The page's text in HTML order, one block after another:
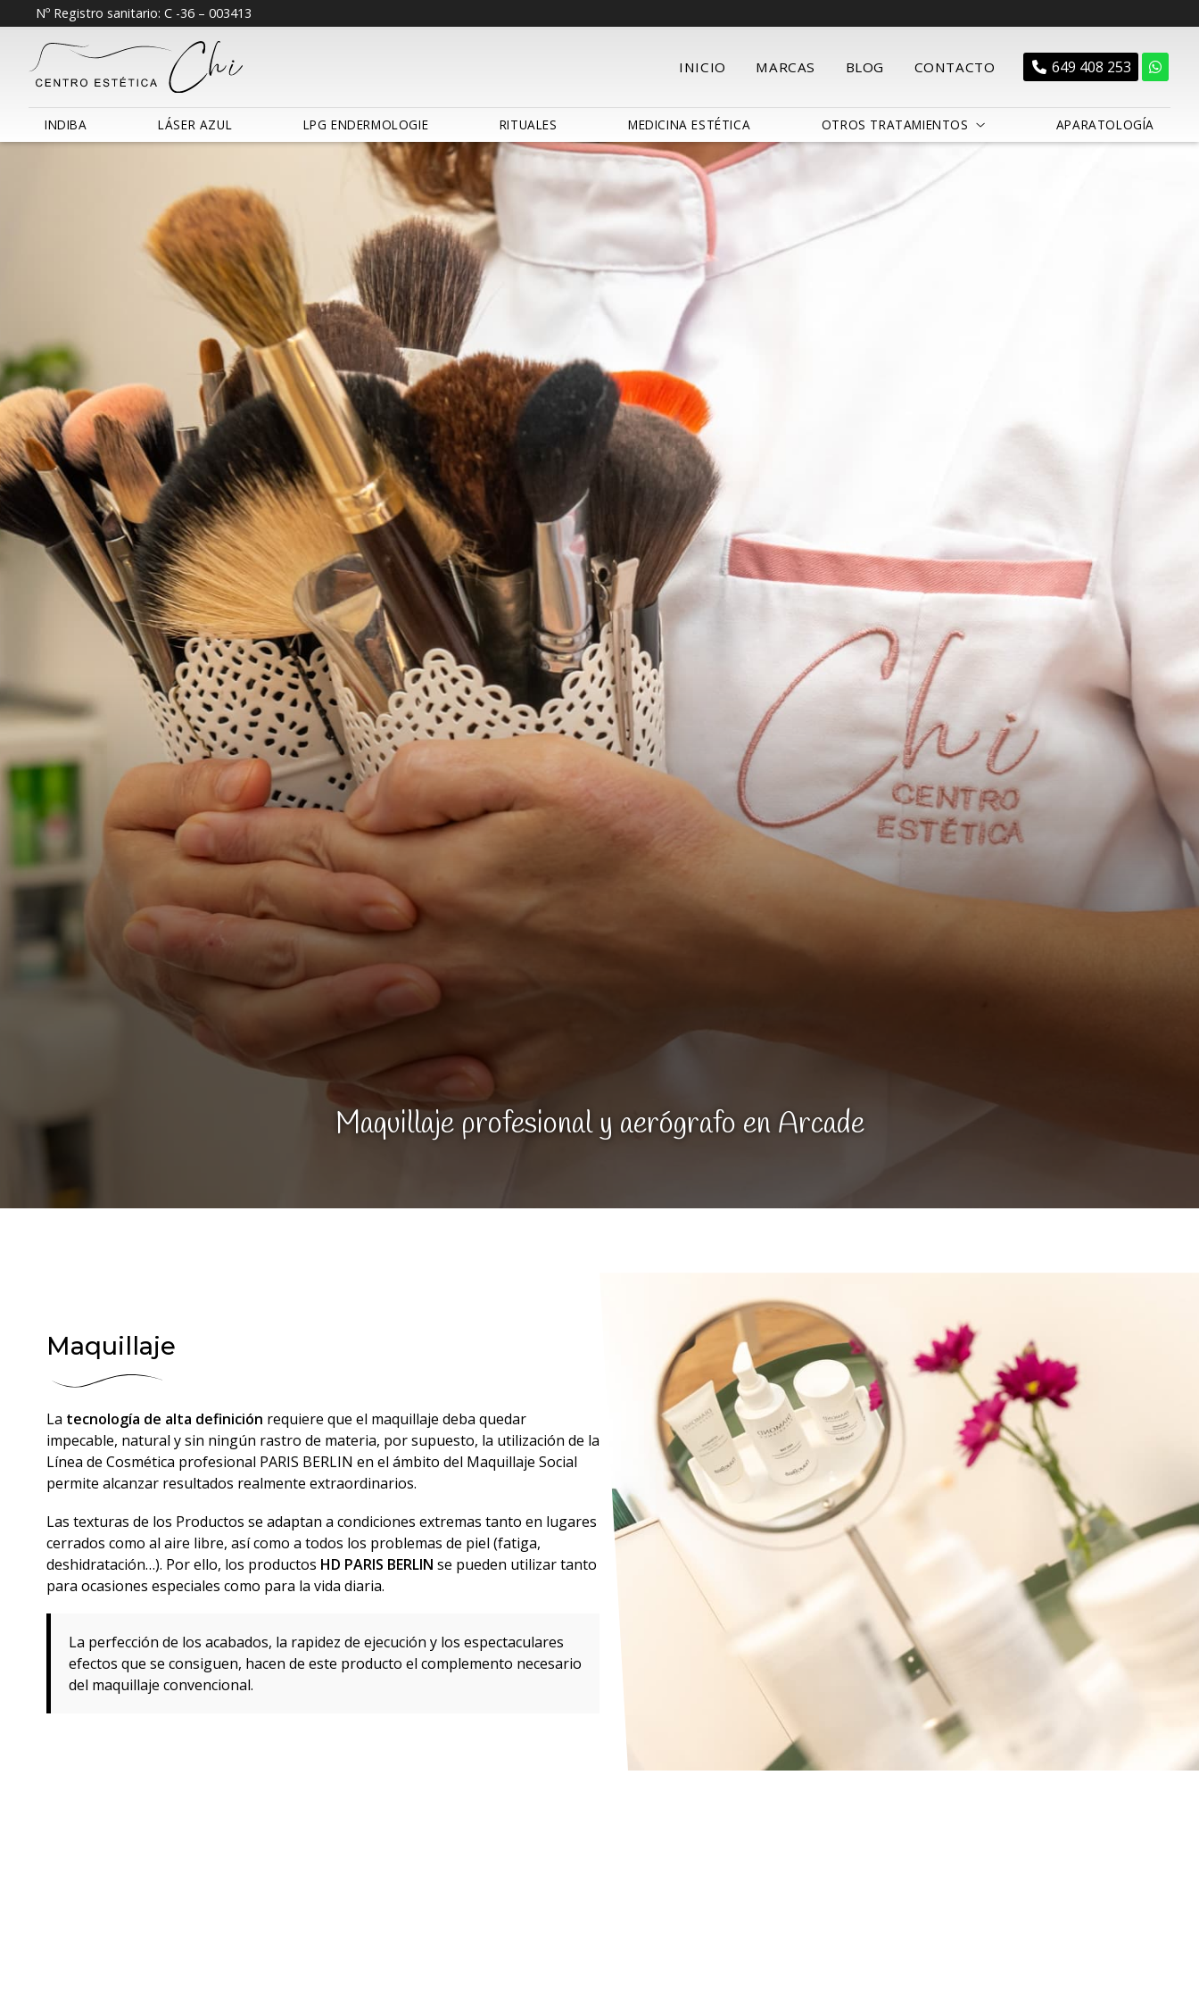
Nº Registro sanitario: C -36 – 003413
INICIO MARCAS BLOG CONTACTO 649 408 253
INDIBA LÁSER AZUL LPG ENDERMOLOGIE RITUALES MEDICINA ESTÉTICA OTROS TRATAMIENTOS APARATOLOGÍA
Maquillaje profesional y aerógrafo en Arcade
Maquillaje
La tecnología de alta definición requiere que el maquillaje deba quedar
impecable, natural y sin ningún rastro de materia, por supuesto, la utilización de la
Línea de Cosmética profesional PARIS BERLIN en el ámbito del Maquillaje Social
permite alcanzar resultados realmente extraordinarios.
Las texturas de los Productos se adaptan a condiciones extremas tanto en lugares
cerrados como al aire libre, así como a todos los problemas de piel (fatiga,
deshidratación…). Por ello, los productos HD PARIS BERLIN se pueden utilizar tanto
para ocasiones especiales como para la vida diaria.
La perfección de los acabados, la rapidez de ejecución y los espectaculares
efectos que se consiguen, hacen de este producto el complemento necesario
del maquillaje convencional.